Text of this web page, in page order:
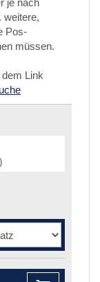
je nach
weitere,
Pos-
müssen.
Link
)